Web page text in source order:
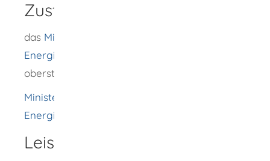
Zuständige Stelle
das Ministerium für Umwelt, Klima und
Energiewirtschaft Baden-Württemberg
oberste Baurechtsbehörde
Ministerium für Umwelt, Klima und
Energiewirtschaft Baden-Württemberg
Leistungsdetails